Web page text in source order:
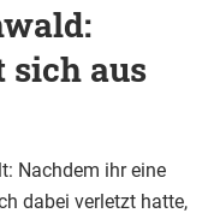
sich aus
Nachdem ihr eine
dabei verletzt hatte,